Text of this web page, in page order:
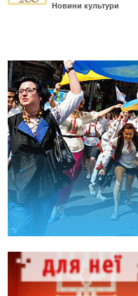
Новини культури